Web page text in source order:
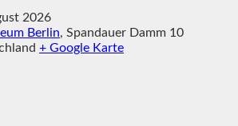
2026
Berlin, Spandauer Damm 10
+ Google Karte